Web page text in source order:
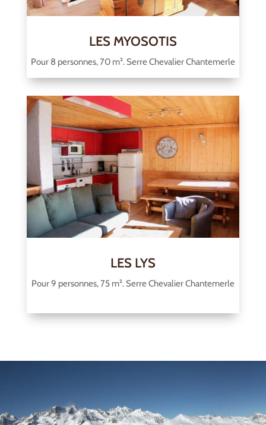
LES MYOSOTIS
Pour 8 personnes, 70 m². Serre Chevalier Chantemerle
LES LYS
Pour 9 personnes, 75 m². Serre Chevalier Chantemerle